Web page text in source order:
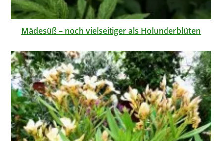
Mädesüß – noch vielseitiger als Holunderblüten